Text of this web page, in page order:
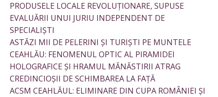
PRODUSELE LOCALE REVOLUȚIONARE, SUPUSE
EVALUĂRII UNUI JURIU INDEPENDENT DE
SPECIALIȘTI
ASTĂZI MII DE PELERINI ȘI TURIȘTI PE MUNTELE
CEAHLĂU: FENOMENUL OPTIC AL PIRAMIDEI
HOLOGRAFICE ȘI HRAMUL MĂNĂSTIRII ATRAG
CREDINCIOȘII DE SCHIMBAREA LA FAȚĂ
ACSM CEAHLĂUL: ELIMINARE DIN CUPA ROMÂNIEI ȘI